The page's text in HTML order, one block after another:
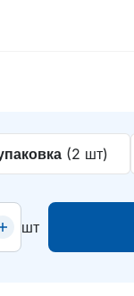
(2 шт)
шт